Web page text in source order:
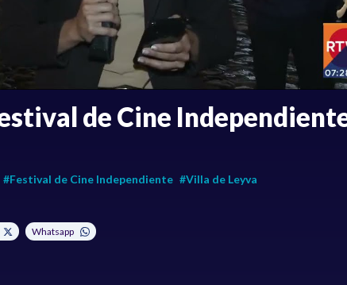
de Cine
#Festival de Cine Independiente #Villa de Leyva
Whatsapp